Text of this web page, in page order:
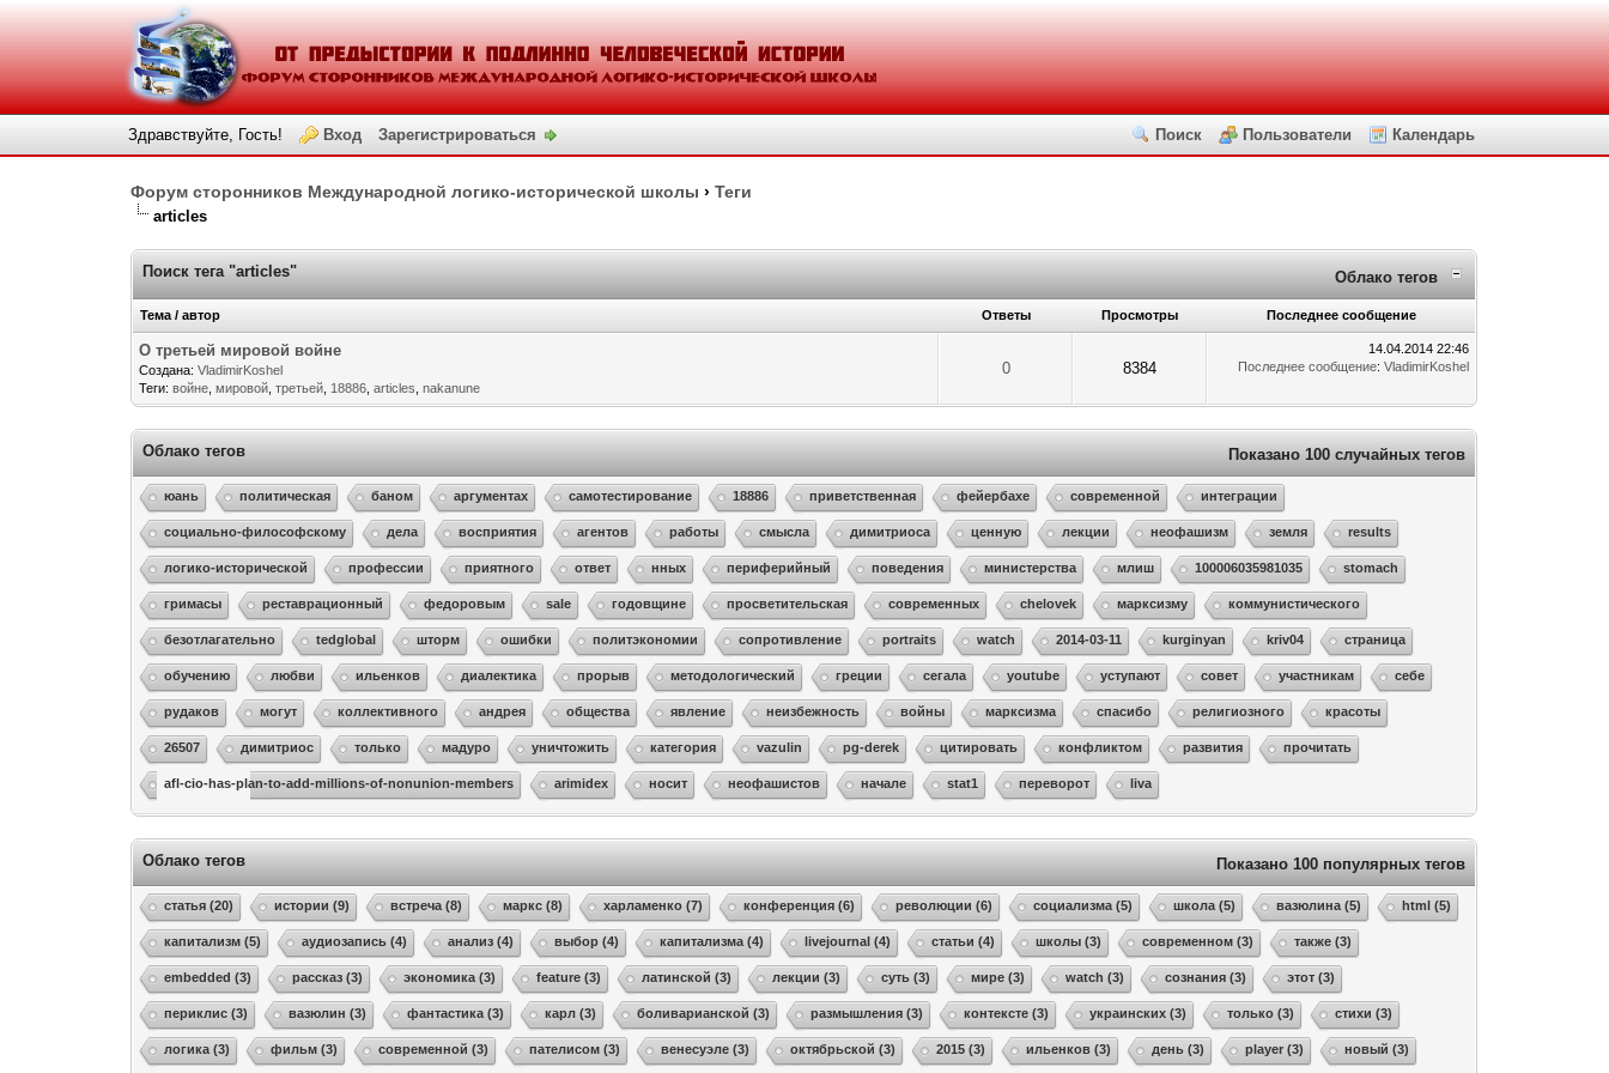
Поиск Пользователи Календарь
Здравствуйте, Гость! Вход Зарегистрироваться
Форум сторонников Международной логико-исторической школы ›Теги
articles
Облако тегов
Поиск тега "articles"
Тема / автор Ответы Просмотры Последнее сообщение
О третьей мировой войне
Создана:VladimirKoshel
Теги:войне ,мировой ,третьей 18886 ,articles ,nakanune
0 8384
14.04.2014 22:46
Последнее сообщение:VladimirKoshel
Показано 100 случайных тегов
Облако тегов
юань политическая баном аргументах самотестирование 18886 приветственная фейербахе современной интеграции
социально-философскому дела восприятия агентов работы смысла димитриоса ценную лекции неофашизм земля results
логико-исторической профессии приятного ответ нных периферийный поведения министерства млиш 100006035981035 stomach
гримасы реставрационный федоровым sale годовщине просветительская современных chelovek марксизму коммунистического
безотлагательно tedglobal шторм ошибки политэкономии сопротивление portraits watch 2014-03-11 kurginyan kriv04 страница
обучению любви ильенков диалектика прорыв методологический греции сегала youtube уступают совет участникам себе
рудаков могут коллективного андрея общества явление неизбежность войны марксизма спасибо религиозного красоты
26507 димитриос только мадуро уничтожить категория vazulin pg-derek цитировать конфликтом развития прочитать
afl-cio-has-plan-to-add-millions-of-nonunion-members arimidex носит неофашистов начале stat1 переворот liva
Показано 100 популярных тегов
Облако тегов
статья (20) истории (9) встреча (8) маркс (8) харламенко (7) конференция (6) революции (6) социализма (5) школа (5) вазюлина (5) html (5)
капитализм (5) аудиозапись (4) анализ (4) выбор (4) капитализма (4) livejournal (4) статьи (4) школы (3) современном (3) также (3)
embedded (3) рассказ (3) экономика (3) feature (3) латинской (3) лекции (3) суть (3) мире (3) watch (3) сознания (3) этот (3)
периклис (3) вазюлин (3) фантастика (3) карл (3) боливарианской (3) размышления (3) контексте (3) украинских (3) только (3) стихи (3)
логика (3) фильм (3) современной (3) пателисом (3) венесуэле (3) октябрьской (3) 2015 (3) ильенков (3) день (3) player (3) новый (3)